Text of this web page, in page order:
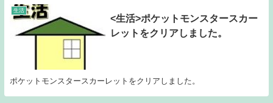
生活
<生活>ポケットモンスタースカー
レットをクリアしました。
ポケットモンスタースカーレットをクリアしました。